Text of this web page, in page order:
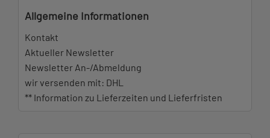
Allgemeine Informationen
Kontakt
Aktueller Newsletter
Newsletter An-/Abmeldung
wir versenden mit: DHL
** Information zu Lieferzeiten und Lieferfristen